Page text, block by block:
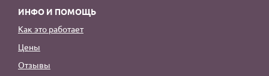
ИНФО И ПОМОЩЬ
Как это работает
Цены
Отзывы